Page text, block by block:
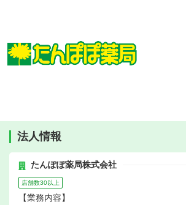
法人情報
たんぽぽ薬局株式会社
店舗数30以上
【業務内容】